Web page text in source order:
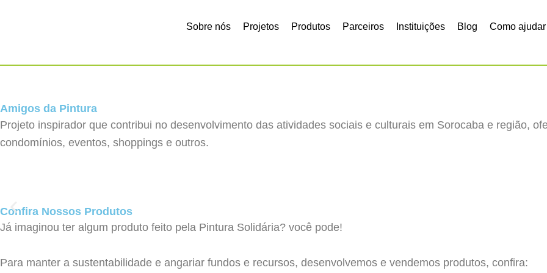
Sobre nós Projetos Produtos Parceiros Instituições Blog Como ajudar
Amigos da Pintura
Projeto inspirador que contribui no desenvolvimento das atividades sociais e culturais em Sorocaba e região,
condomínios, eventos, shoppings e outros.
Confira Nossos Produtos
Já imaginou ter algum produto feito pela Pintura Solidária? você pode!
Para manter a sustentabilidade e angariar fundos e recursos, desenvolvemos e vendemos produtos, confira: